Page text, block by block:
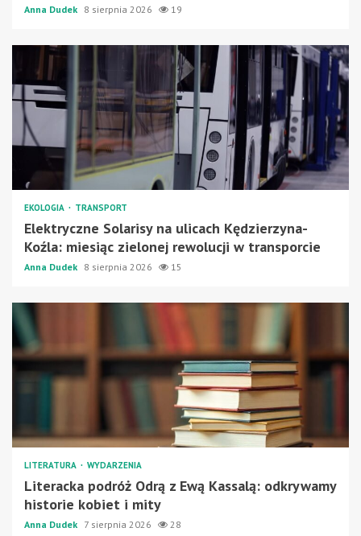
Anna Dudek 8 sierpnia 2026 19
EKOLOGIA TRANSPORT
Elektryczne Solarisy na ulicach Kędzierzyna-
Koźla: miesiąc zielonej rewolucji w transporcie
Anna Dudek 8 sierpnia 2026 15
LITERATURA WYDARZENIA
Literacka podróż Odrą z Ewą Kassalą: odkrywamy
historie kobiet i mity
Anna Dudek 7 sierpnia 2026 28